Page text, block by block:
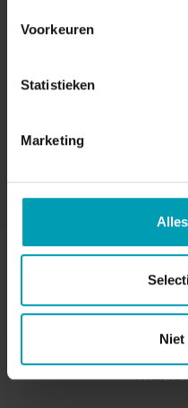
Voorkeuren
Statistieken
Marketing
Niet
OF NEEM CONTACT